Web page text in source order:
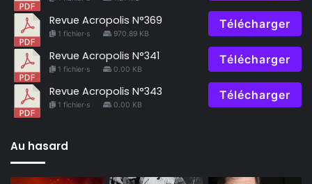
Revue Acropolis N°369
1 fichier·s 970.89 KB
Télécharger
Revue Acropolis N°341
1 fichier·s 0.00 KB
Télécharger
Revue Acropolis N°343
1 fichier·s 0.00 KB
Télécharger
Au hasard